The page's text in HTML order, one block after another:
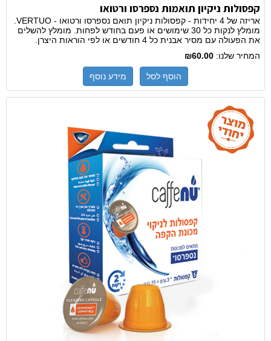
קפסולות ניקיון תואמות נספרסו ורטואו
אריזה של 4 יחידות - קפסולות ניקיון תואם נספרסו ורטואו - VERTUO.
מומלץ לנקות כל 30 שימושים או פעם בחודש לפחות. מומלץ להשלים
את הפעולה עם מסיר אבנית כל 4 חודשים או לפי הוראות היצרן.
המחיר שלנו: ₪60.00
הוסף לסל מידע נוסף